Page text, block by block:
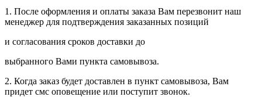
1. После оформления и оплаты заказа Вам перезвонит наш
менеджер для подтверждения заказанных позиций
и согласования сроков доставки до
выбранного Вами пункта самовывоза.
2. Когда заказ будет доставлен в пункт самовывоза, Вам
придет смс оповещение или поступит звонок.